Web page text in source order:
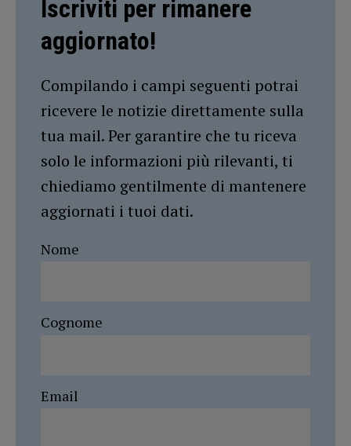
Iscriviti per rimanere
aggiornato!
Compilando i campi seguenti potrai
ricevere le notizie direttamente sulla
tua mail. Per garantire che tu riceva
solo le informazioni più rilevanti, ti
chiediamo gentilmente di mantenere
aggiornati i tuoi dati.
Nome
Cognome
Email